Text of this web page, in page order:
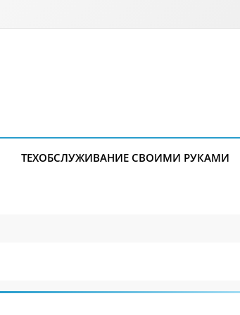
ТЕХОБСЛУЖИВАНИЕ СВОИМИ РУКАМИ